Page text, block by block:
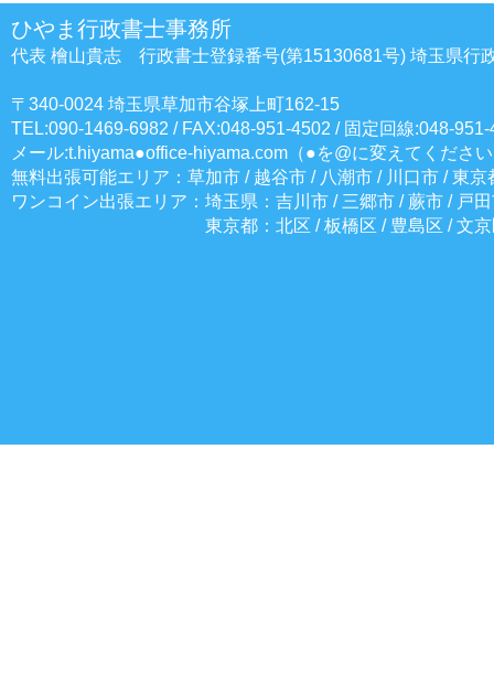
ひやま行政書士事務所
代表 檜山貴志 行政書士登録番号(第15130681号) 埼玉県行
〒340-0024 埼玉県草加市谷塚上町162-15
TEL:090-1469-6982 / FAX:048-951-4502 / 固定回線:048-951-
メール:t.hiyama●office-hiyama.com（●を@に変えてくださ
無料出張可能エリア：草加市 / 越谷市 / 八潮市 / 川口市 / 東京
ワンコイン出張エリア：埼玉県：吉川市 / 三郷市 / 蕨市 / 戸
東京都：北区 / 板橋区 / 豊島区 / 文京区 / 荒